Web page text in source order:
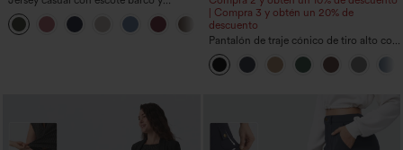
mangas murciélago
| Compra 3 y obtén un 20% de
descuento
Pantalón de traje cónico de tiro alto con
bolsillos